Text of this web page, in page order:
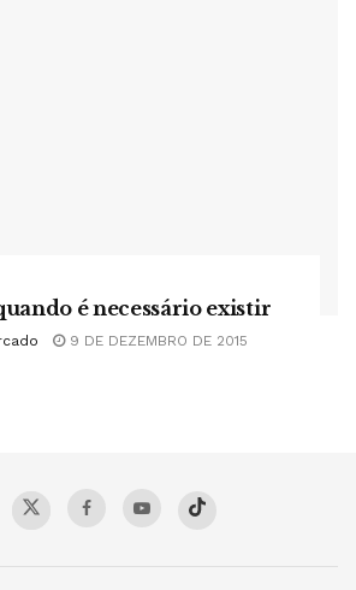
é necessário existir
9 DE DEZEMBRO DE 2015